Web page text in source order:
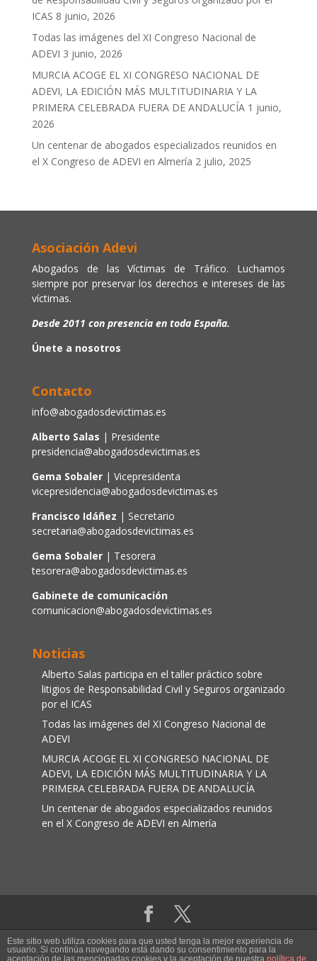
ICAS 8 junio, 2026
Todas las imágenes del XI Congreso Nacional de
ADEVI 3 junio, 2026
MURCIA ACOGE EL XI CONGRESO NACIONAL DE
ADEVI, LA EDICIÓN MÁS MULTITUDINARIA Y LA
PRIMERA CELEBRADA FUERA DE ANDALUCÍA 1 junio,
2026
Un centenar de abogados especializados reunidos en
el X Congreso de ADEVI en Almería 2 julio, 2025
Asociación Adevi
Abogados de las Víctimas de Tráfico. Luchamos
siempre por preservar los derechos e intereses de las
víctimas.
Desde 2011 con presencia en toda España.
Únete a nosotros
Contacto
info@abogadosdevictimas.es
Alberto Salas | Presidente
presidencia@abogadosdevictimas.es
Gema Sobaler | Vicepresidenta
vicepresidencia@abogadosdevictimas.es
Francisco Idáñez | Secretario
secretaria@abogadosdevictimas.es
Gema Sobaler| Tesorera
tesorera@abogadosdevictimas.es
Gabinete de comunicación
comunicacion@abogadosdevictimas.es
Noticias
Alberto Salas participa en el taller práctico sobre
litigios de Responsabilidad Civil y Seguros organizado
por el ICAS
Todas las imágenes del XI Congreso Nacional de
ADEVI
MURCIA ACOGE EL XI CONGRESO NACIONAL DE
ADEVI, LA EDICIÓN MÁS MULTITUDINARIA Y LA
PRIMERA CELEBRADA FUERA DE ANDALUCÍA
Un centenar de abogados especializados reunidos
en el X Congreso de ADEVI en Almería
Aviso legal|Política de cookies
Este sitio web utiliza cookies para que usted tenga la mejor experiencia de
usuario. Si continúa navegando está dando su consentimiento para la
aceptación de las mencionadas cookies y la aceptación de nuestra política de